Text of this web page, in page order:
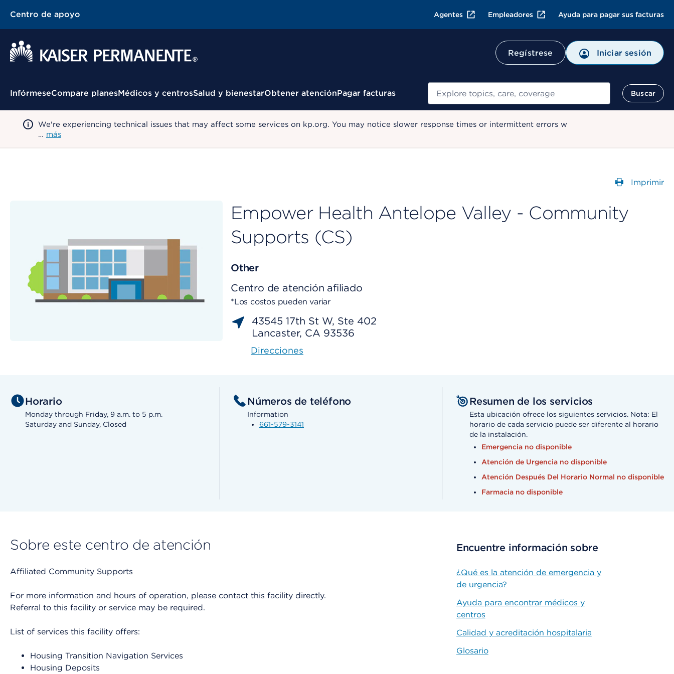
Centro de apoyo Agentes Empleadores Ayuda para pagar sus facturas
Regístrese Iniciar sesión
Menú contextual
InfórmeseCompare planesMédicos y centrosSalud y bienestarObtener atenciónPagar facturas Buscar
Buscar
We're experiencing technical issues that may affect some services on kp.org. You may notice slower response times or intermittent errors w
… más
Imprimir
Empower Health Antelope Valley - Community
Supports (CS)
Other
Centro de atención afiliado
*Los costos pueden variar
43545 17th St W, Ste 402
Lancaster, CA 93536
Direcciones
Horario
Monday through Friday, 9 a.m. to 5 p.m.
Saturday and Sunday, Closed
Números de teléfono
Information
661-579-3141
Resumen de los servicios
Esta ubicación ofrece los siguientes servicios. Nota: El
horario de cada servicio puede ser diferente al horario
de la instalación.
Emergencia no disponible
Atención de Urgencia no disponible
Atención Después Del Horario Normal no disponible
Farmacia no disponible
Sobre este centro de atención
Affiliated Community Supports
For more information and hours of operation, please contact this facility directly.
Referral to this facility or service may be required.
List of services this facility offers:
Housing Transition Navigation Services
Housing Deposits
Encuentre información sobre
¿Qué es la atención de emergencia y
de urgencia?
Ayuda para encontrar médicos y
centros
Calidad y acreditación hospitalaria
Glosario